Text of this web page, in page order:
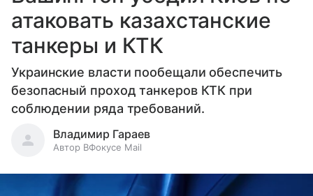
атаковать казахстанские
танкеры и КТК
Украинские власти пообещали обеспечить
безопасный проход танкеров КТК при
соблюдении ряда требований.
Владимир Гараев
Автор ВФокусе Mail